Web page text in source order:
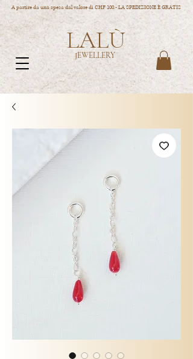
A partire da una spesa dal valore di CHF 100.- LA SPEDIZIONE È GRATIS
LALÙ
JEWELLERY